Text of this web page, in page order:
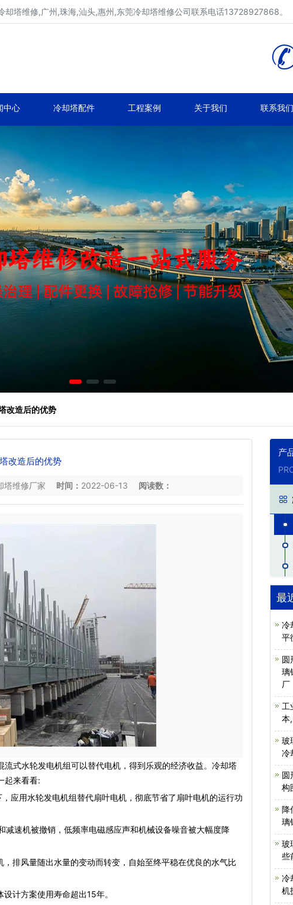
塔维修,广州,珠海,汕头,惠州,东莞冷却塔维修公司联系电话13728927868。
中心 冷却塔配件 工程案例 关于我们 联系我们
改造后的优势
改造后的优势
塔维修厂家 时间： 2022-06-13 阅读数：
式水轮发电机组可以替代电机，得到乐观的经济收益。冷却塔
起来看看:
用水轮发电机组替代扇叶电机，彻底节省了扇叶电机的运行功
速机被撤销，低频率电磁感应声和机械设备噪音被大幅度降
风量随出水量的变动而转变，自始至终平稳在优良的水气比
计方案使用寿命超出15年。
产
最
冷
平
圆
璃
厂
工
本
玻
冷
圆
构
降
璃
玻
些
冷
机